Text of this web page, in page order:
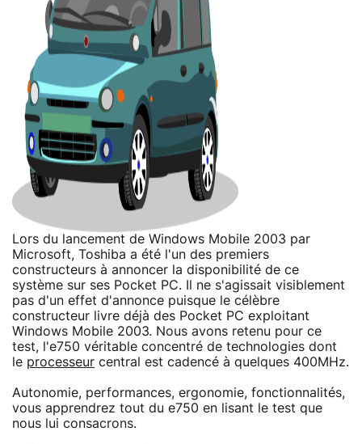
Lors du lancement de Windows Mobile 2003 par
Microsoft, Toshiba a été l'un des premiers
constructeurs à annoncer la disponibilité de ce
système sur ses Pocket PC. Il ne s'agissait visiblement
pas d'un effet d'annonce puisque le célèbre
constructeur livre déjà des Pocket PC exploitant
Windows Mobile 2003. Nous avons retenu pour ce
test, l'e750 véritable concentré de technologies dont
le processeur central est cadencé à quelques 400MHz.
Autonomie, performances, ergonomie, fonctionnalités,
vous apprendrez tout du e750 en lisant le test que
nous lui consacrons.